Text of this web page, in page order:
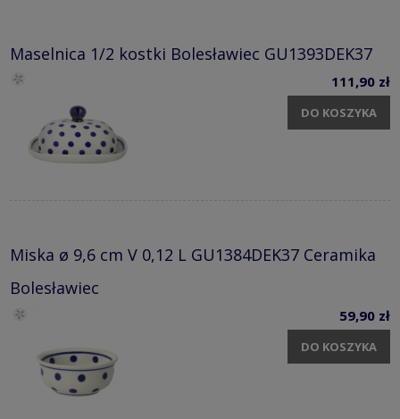
Maselnica 1/2 kostki Bolesławiec GU1393DEK37
111,90 zł
DO KOSZYKA
Miska ø 9,6 cm V 0,12 L GU1384DEK37 Ceramika
Bolesławiec
59,90 zł
DO KOSZYKA